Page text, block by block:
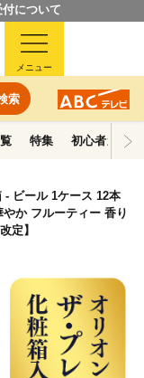
について
索
メニュー
特集 初心者ガイド
- ビール 1ケース 12本
か フルーティー 香り
定】